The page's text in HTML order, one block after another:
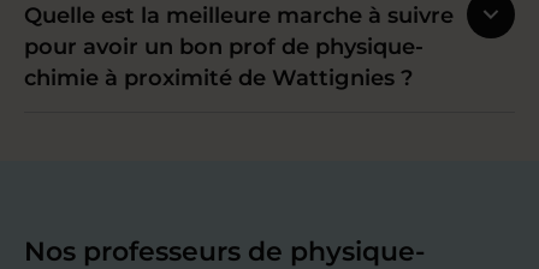
Quelle est la meilleure marche à suivre
pour avoir un bon prof de physique-
chimie à proximité de Wattignies ?
Nos professeurs de physique-